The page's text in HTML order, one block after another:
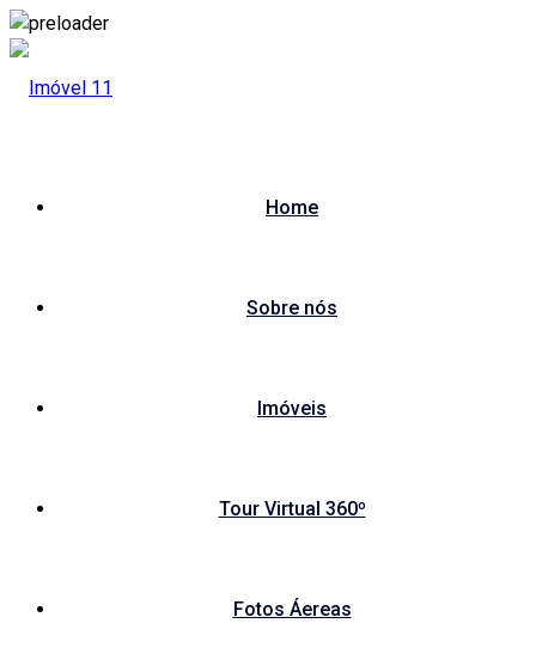
Skip
Home
Sobre nós
Imóveis
Tour Virtual 360º
Fotos Áereas